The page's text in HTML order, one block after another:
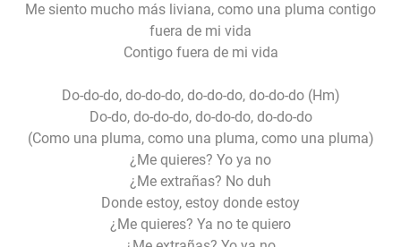
Me siento mucho más liviana, como una pluma contigo
fuera de mi vida
Contigo fuera de mi vida
Do-do-do, do-do-do, do-do-do, do-do-do (Hm)
Do-do, do-do-do, do-do-do, do-do-do
(Como una pluma, como una pluma, como una pluma)
¿Me quieres? Yo ya no
¿Me extrañas? No duh
Donde estoy, estoy donde estoy
¿Me quieres? Ya no te quiero